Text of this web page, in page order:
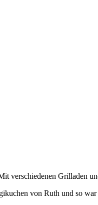
verschiedenen Grilladen
von Ruth und so